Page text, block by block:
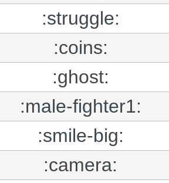
:struggle:
:coins:
:ghost:
:male-fighter1:
:smile-big:
:camera: